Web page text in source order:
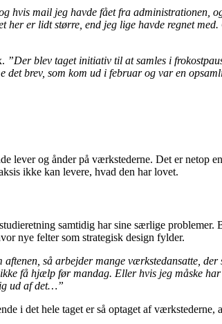
hvis mail jeg havde fået fra administrationen,
er lidt større, end jeg lige havde regnet
”Der blev taget initiativ til at samles i
det brev, som kom ud i februar og var en
lever og ånder på værkstederne. Det er netop
ikke kan levere, hvad den har lovet.
samtidig har sine særlige problemer.
nye felter som strategisk design fylder.
så arbejder mange værkstedansatte, der
få hjælp før mandag. Eller hvis jeg måske
ud af det…”
i det hele taget er så optaget af værkstederne,